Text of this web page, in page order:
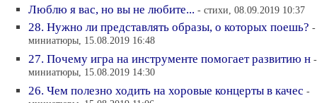
Люблю я вас, но вы не любите... - стихи, 08.09.2019 10:37
28. Нужно ли представлять образы, о которых поешь? -
миниатюры, 15.08.2019 16:48
27. Почему игра на инструменте помогает развитию н -
миниатюры, 15.08.2019 14:30
26. Чем полезно ходить на хоровые концерты в качес -